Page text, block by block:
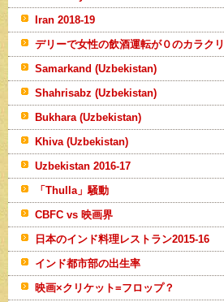
Iran 2018-19
デリーで女性の飲酒運転が０のカラクリ
Samarkand (Uzbekistan)
Shahrisabz (Uzbekistan)
Bukhara (Uzbekistan)
Khiva (Uzbekistan)
Uzbekistan 2016-17
「Thulla」騒動
CBFC vs 映画界
日本のインド料理レストラン2015-16
インド都市部の出生率
映画×クリケット=フロップ？